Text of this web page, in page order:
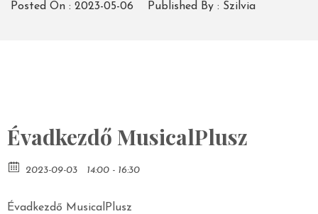
Posted On : 2023-05-06 Published By : Szilvia
Évadkezdő MusicalPlusz
2023-09-03 14:00 - 16:30
Évadkezdő MusicalPlusz